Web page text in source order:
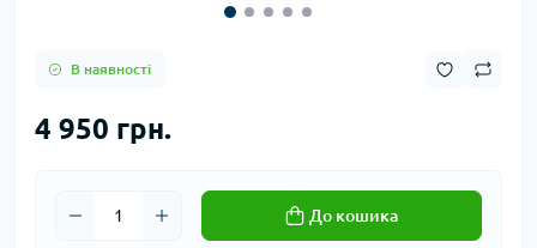
В наявності
4 950 грн.
До кошика